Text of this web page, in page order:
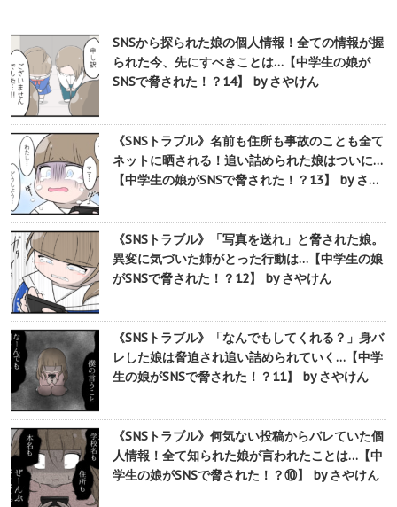
SNSから探られた娘の個人情報！全ての情報が握
られた今、先にすべきことは…【中学生の娘が
SNSで脅された！？14】 by さやけん
《SNSトラブル》名前も住所も事故のことも全て
ネットに晒される！追い詰められた娘はついに…
【中学生の娘がSNSで脅された！？13】 by さ…
《SNSトラブル》「写真を送れ」と脅された娘。
異変に気づいた姉がとった行動は…【中学生の娘
がSNSで脅された！？12】 by さやけん
《SNSトラブル》「なんでもしてくれる？」身バ
レした娘は脅迫され追い詰められていく…【中学
生の娘がSNSで脅された！？11】 by さやけん
《SNSトラブル》何気ない投稿からバレていた個
人情報！全て知られた娘が言われたことは…【中
学生の娘がSNSで脅された！？⑩】 by さやけん